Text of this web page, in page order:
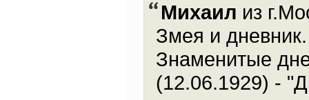
Михаил из
Змея и
Знаменитые
(12.06.1929) -